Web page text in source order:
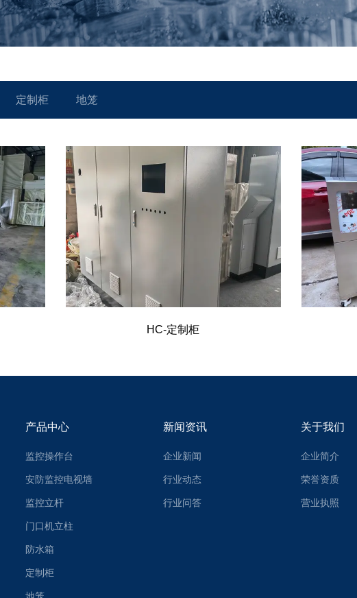
定制柜 地笼
HC-定制柜
产品中心
监控操作台
安防监控电视墙
监控立杆
门口机立柱
防水箱
定制柜
新闻资讯
企业新闻
行业动态
行业问答
关于我们
企业简介
荣誉资质
营业执照